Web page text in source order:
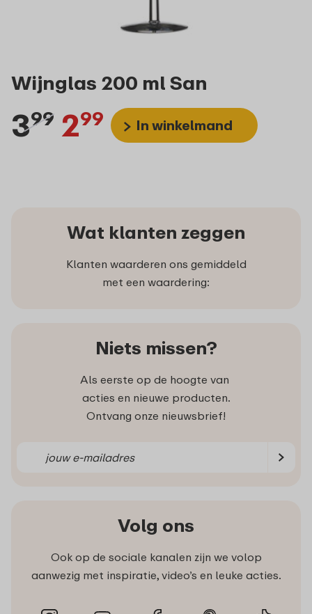
Wijnglas 200 ml San
399 299 In winkelmand
Wat klanten zeggen
Klanten waarderen ons gemiddeld
met een waardering:
Niets missen?
Als eerste op de hoogte van
acties en nieuwe producten.
Ontvang onze nieuwsbrief!
Volg ons
Ook op de sociale kanalen zijn we volop
aanwezig met inspiratie, video’s en leuke acties.